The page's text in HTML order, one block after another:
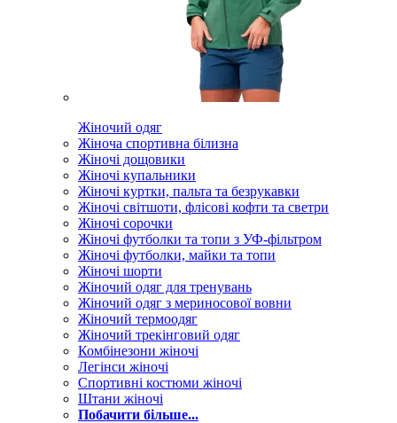
Жіночий одяг
Жіноча спортивна білизна
Жіночі дощовики
Жіночі купальники
Жіночі куртки, пальта та безрукавки
Жіночі світшоти, флісові кофти та светри
Жіночі сорочки
Жіночі футболки та топи з УФ-фільтром
Жіночі футболки, майки та топи
Жіночі шорти
Жіночий одяг для тренувань
Жіночий одяг з мериносової вовни
Жіночий термоодяг
Жіночий трекінговий одяг
Комбінезони жіночі
Легінси жіночі
Спортивні костюми жіночі
Штани жіночі
Побачити більше...